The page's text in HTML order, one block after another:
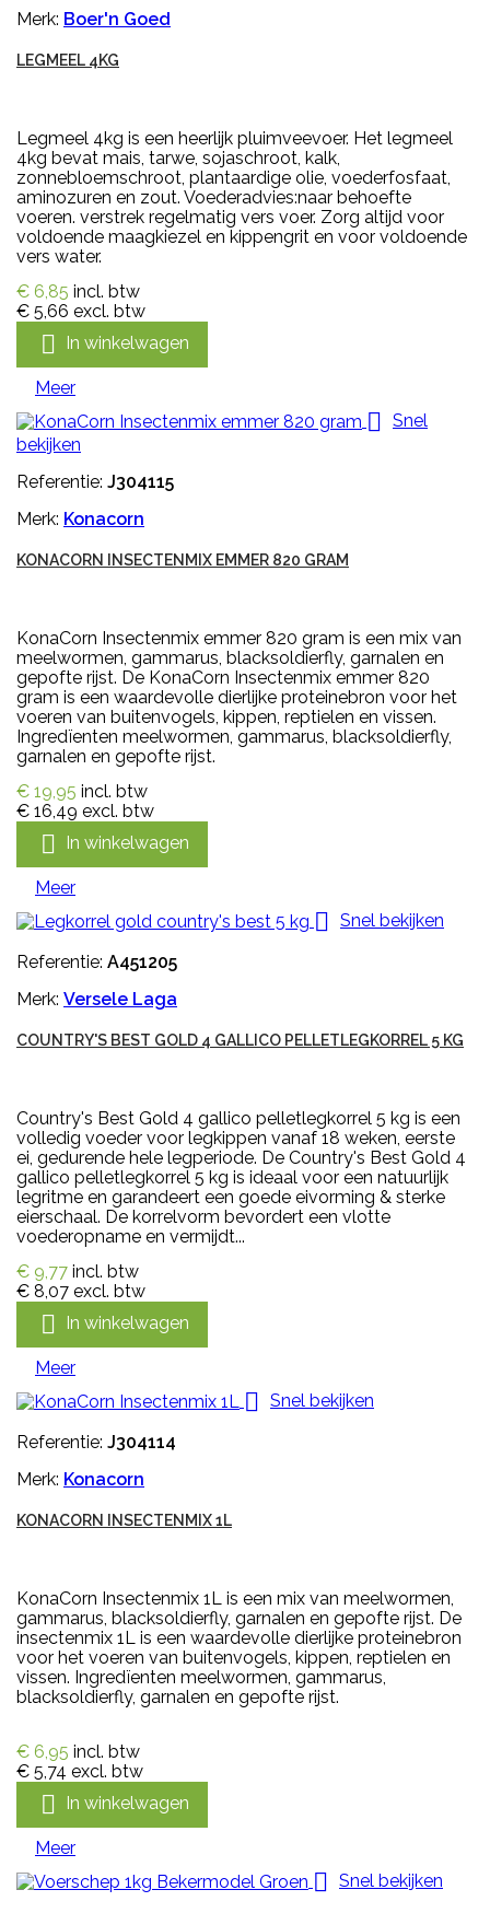
Merk: Boer'n Goed
LEGMEEL 4KG
Legmeel 4kg is een heerlijk pluimveevoer. Het legmeel
4kg bevat mais, tarwe, sojaschroot, kalk,
zonnebloemschroot, plantaardige olie, voederfosfaat,
aminozuren en zout. Voederadvies:naar behoefte
voeren. verstrek regelmatig vers voer. Zorg altijd voor
voldoende maagkiezel en kippengrit en voor voldoende
vers water.
€ 6,85 incl. btw
€ 5,66 excl. btw
 In winkelwagen
Meer
 Snel
bekijken
Referentie: J304115
Merk: Konacorn
KONACORN INSECTENMIX EMMER 820 GRAM
KonaCorn Insectenmix emmer 820 gram is een mix van
meelwormen, gammarus, blacksoldierfly, garnalen en
gepofte rijst. De KonaCorn Insectenmix emmer 820
gram is een waardevolle dierlijke proteinebron voor het
voeren van buitenvogels, kippen, reptielen en vissen.
Ingredïenten meelwormen, gammarus, blacksoldierfly,
garnalen en gepofte rijst.
€ 19,95 incl. btw
€ 16,49 excl. btw
 In winkelwagen
Meer
 Snel bekijken
Referentie: A451205
Merk: Versele Laga
COUNTRY'S BEST GOLD 4 GALLICO PELLETLEGKORREL 5 KG
Country's Best Gold 4 gallico pelletlegkorrel 5 kg is een
volledig voeder voor legkippen vanaf 18 weken, eerste
ei, gedurende hele legperiode. De Country's Best Gold 4
gallico pelletlegkorrel 5 kg is ideaal voor een natuurlijk
legritme en garandeert een goede eivorming & sterke
eierschaal. De korrelvorm bevordert een vlotte
voederopname en vermijdt...
€ 9,77 incl. btw
€ 8,07 excl. btw
 In winkelwagen
Meer
 Snel bekijken
Referentie: J304114
Merk: Konacorn
KONACORN INSECTENMIX 1L
KonaCorn Insectenmix 1L is een mix van meelwormen,
gammarus, blacksoldierfly, garnalen en gepofte rijst. De
insectenmix 1L is een waardevolle dierlijke proteinebron
voor het voeren van buitenvogels, kippen, reptielen en
vissen. Ingredïenten meelwormen, gammarus,
blacksoldierfly, garnalen en gepofte rijst.
€ 6,95 incl. btw
€ 5,74 excl. btw
 In winkelwagen
Meer
 Snel bekijken